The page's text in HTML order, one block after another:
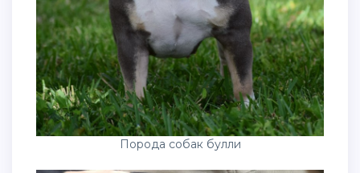
Порода собак булли